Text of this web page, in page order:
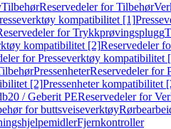
TilbehørReservedeler for Tilbehør
kompatibilitet [1]
for Trykkprøvingsplugg
kompatibilitet [2]Reservedeler
for Presseverktøy
PressenheterReservedeler for
[2]Pressenheter kompatibilitet
/ Geberit PEReservedeler for
for buttsveiseverktøy
Fjernkontroller